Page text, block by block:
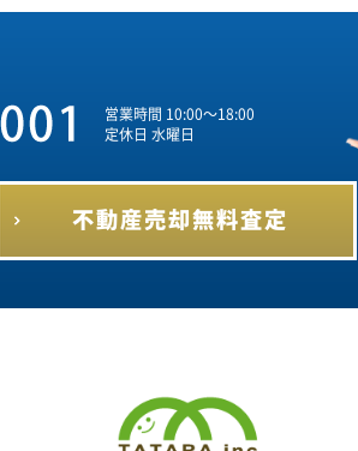
営業時間 10:00～18:00
定休日 水曜日
不動産売却 無料査定